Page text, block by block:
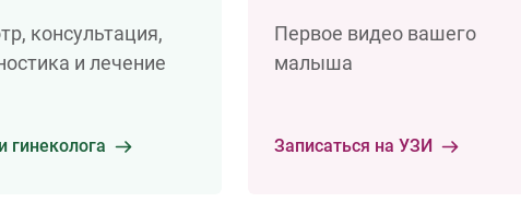
консультация,
и лечение
гинеколога
Первое видео вашего
малыша
Записаться на УЗИ